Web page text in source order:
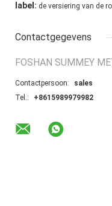
label: de versiering van de
Contactgegevens
FOSHAN SUMMEY
Contactpersoon:
sales
Tel.:
+8615989979982